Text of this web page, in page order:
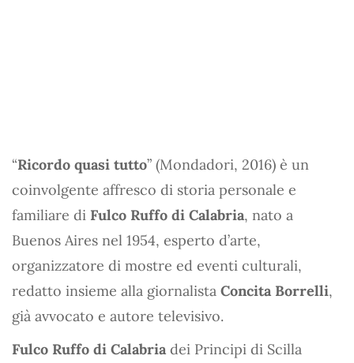
“Ricordo quasi tutto” (Mondadori, 2016) è un
coinvolgente affresco di storia personale e
familiare di Fulco Ruffo di Calabria, nato a
Buenos Aires nel 1954, esperto d’arte,
organizzatore di mostre ed eventi culturali,
redatto insieme alla giornalista Concita Borrelli,
già avvocato e autore televisivo.
Fulco Ruffo di Calabria dei Principi di Scilla